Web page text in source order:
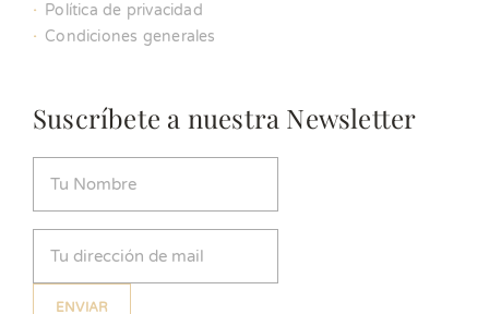
Política de privacidad
Condiciones generales
Suscríbete a nuestra Newsletter